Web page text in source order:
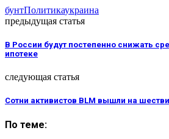
бунтПолитикаукраина
предыдущая статья
В России будут постепенно снижать
ипотеке
следующая статья
Сотни активистов BLM вышли на
По теме: